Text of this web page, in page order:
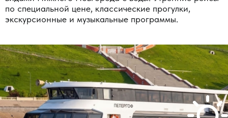
по специальной цене, классические прогулки,
экскурсионные и музыкальные программы.